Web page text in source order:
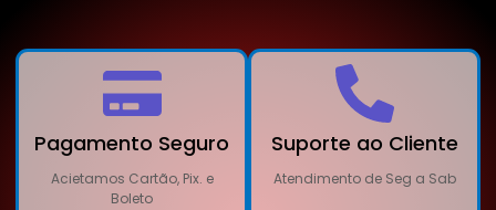
Pagamento Seguro
Acietamos Cartão, Pix. e
Boleto
Suporte ao Cliente
Atendimento de Seg a Sab